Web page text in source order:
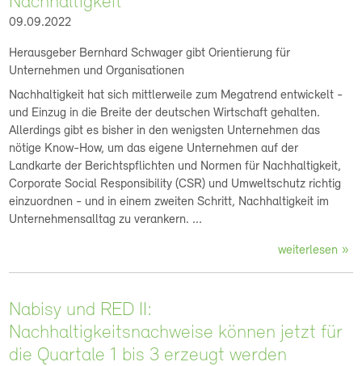
09.09.2022
Herausgeber Bernhard Schwager gibt Orientierung für
Unternehmen und Organisationen
Nachhaltigkeit hat sich mittlerweile zum Megatrend entwickelt -
und Einzug in die Breite der deutschen Wirtschaft gehalten.
Allerdings gibt es bisher in den wenigsten Unternehmen das
nötige Know-How, um das eigene Unternehmen auf der
Landkarte der Berichtspflichten und Normen für Nachhaltigkeit,
Corporate Social Responsibility (CSR) und Umweltschutz richtig
einzuordnen - und in einem zweiten Schritt, Nachhaltigkeit im
Unternehmensalltag zu verankern. ...
weiterlesen
Nabisy und RED II:
Nachhaltigkeitsnachweise können jetzt für
die Quartale 1 bis 3 erzeugt werden